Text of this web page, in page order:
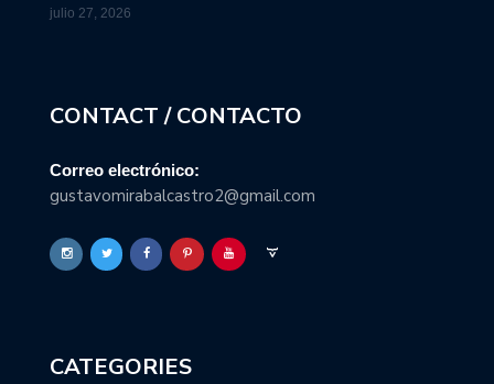
julio 27, 2026
CONTACT / CONTACTO
Correo electrónico:
gustavomirabalcastro2@gmail.com
CATEGORIES